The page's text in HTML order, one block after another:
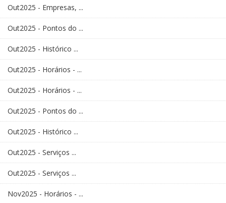
Out2025 - Empresas, ...
Out2025 - Pontos do ...
Out2025 - Histórico ...
Out2025 - Horários - ...
Out2025 - Horários - ...
Out2025 - Pontos do ...
Out2025 - Histórico ...
Out2025 - Serviços ...
Out2025 - Serviços ...
Nov2025 - Horários - ...